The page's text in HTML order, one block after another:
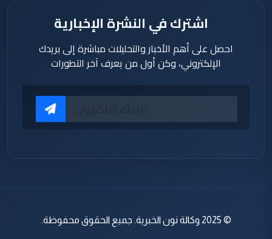
اشترك في النشرة الإخبارية
احصل على أهم الأخبار والتحليلات مباشرة إلى بريدك
الإلكتروني، وكن أول من يعرف آخر التطورات
© 2025 وكالة نون الخبرية. جميع الحقوق محفوظة.